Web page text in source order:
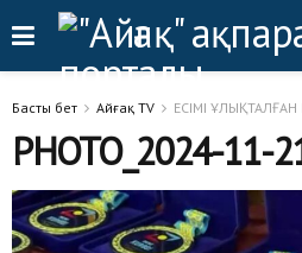
Басты бет Айғақ TV ЕСІМІ ҰЛЫҚТАЛҒАН
PHOTO_2024-11-